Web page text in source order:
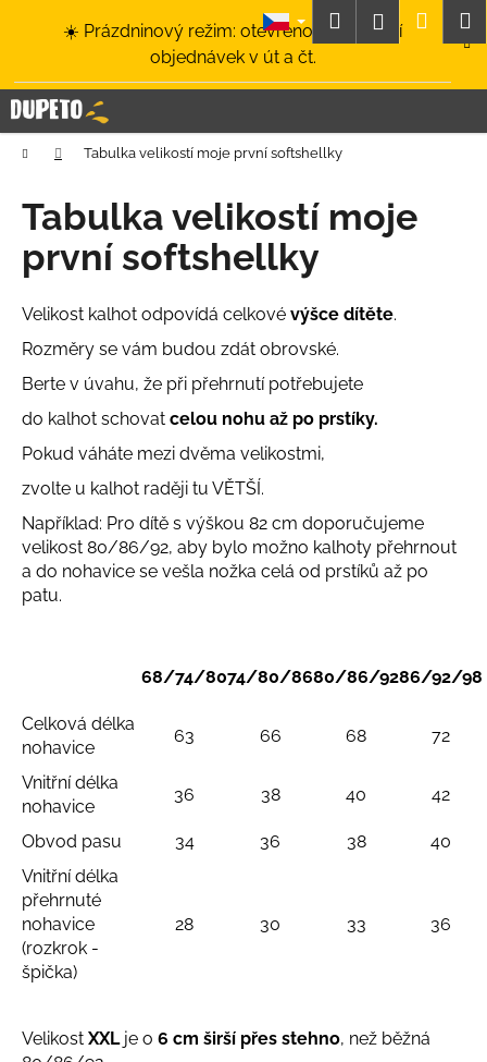
☀️ Prázdninový režim: otevřeno a odesílání
objednávek v út a čt.
HledatPřihlášení
Domů Tabulka velikostí moje první softshellky
Tabulka velikostí moje
první softshellky
Velikost kalhot odpovídá celkové výšce dítěte.
Rozměry se vám budou zdát obrovské.
Berte v úvahu, že při přehrnutí potřebujete
do kalhot schovat celou nohu až po prstíky.
Pokud váháte mezi dvěma velikostmi,
zvolte u kalhot raději tu VĚTŠÍ.
Například: Pro dítě s výškou 82 cm doporučujeme
velikost 80/86/92, aby bylo možno kalhoty přehrnout
a do nohavice se vešla nožka celá od prstíků až po
patu.
68/74/8074/80/8680/86/9286/92/98
Celková délka
nohavice
63 66 68 72
Vnitřní délka
nohavice
36 38 40 42
Obvod pasu 34 36 38
40
Vnitřní délka
přehrnuté
nohavice
(rozkrok -
špička)
28 30 33 36
Velikost XXLje o 6 cm širší přes stehno, než běžná
í
k C
o
o
t
ř
b
u
j
t
e
n
a
j
í
t
HLEDAT
D
p
o
r
u
č
j
e